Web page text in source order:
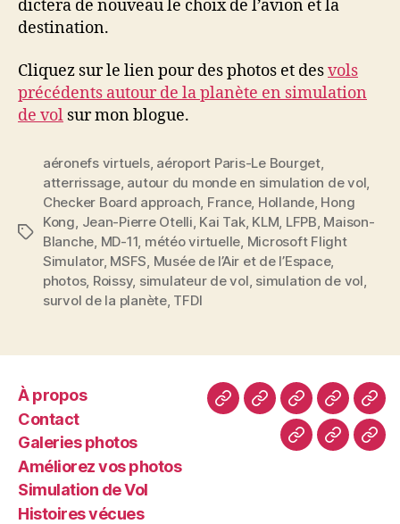
dictera de nouveau le choix de l’avion et la
destination.
Cliquez sur le lien pour des photos et desvols
précédents autour de la planète en simulation
de vol sur mon blogue.
Étiquettes
aéronefs virtuels, aéroport Paris-Le Bourget,
atterrissage, autour du monde en simulation de vol
Checker Board approach France, Hollande, Hong
Kong Jean-Pierre Otelli Kai Tak, KLM LFPB Maison-
Blanche MD-11 météo virtuelle Microsoft Flight
Simulator, MSFS Musée de l’Air et de l’Espace,
photos, Roissy, simulateur de vol simulation de vol
survol de la planète, TFDI
À propos
Contact
Galeries photos
Améliorez vos photos
Simulation de Vol
Histoires vécues
À
ContactGaleries
photosvos
photos
de
Vol
Histoires
Divers